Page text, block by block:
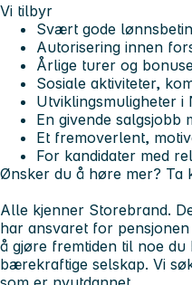
Vi tilbyr
Svært gode
Autorisering innen
Årlige turer og
Sosiale aktiviteter,
Utviklingsmuligheter i
En givende salgsjobb
Et fremoverlent,
For kandidater med
Ønsker du å høre mer? Ta
Alle kjenner Storebrand.
har ansvaret for
å gjøre fremtiden til noe
bærekraftige selskap. Vi